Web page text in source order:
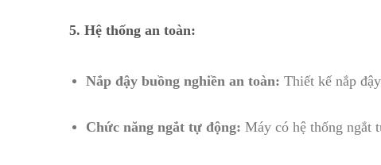
5. Hệ thống an toàn:
Nắp đậy buồng nghiền an toàn: Thiết kế nắp
Chức năng ngắt tự động: Máy có hệ thống ngắt